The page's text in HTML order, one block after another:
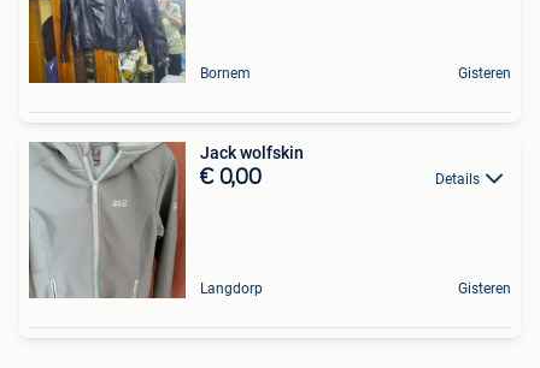
Bornem Gisteren
Jack wolfskin
€ 0,00 Details
Langdorp Gisteren